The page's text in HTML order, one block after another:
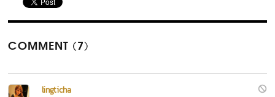
COMMENT (7)
lingticha